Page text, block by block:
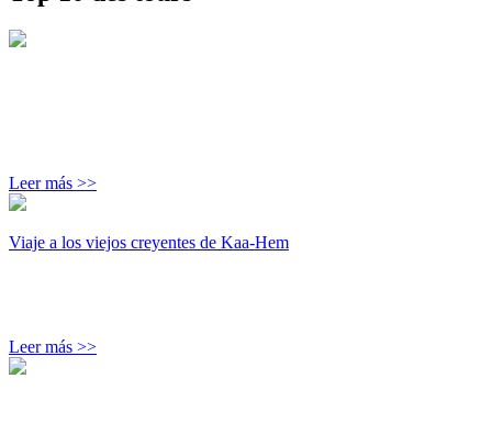
Leer más >>
Viaje a los viejos creyentes de Kaa-Hem
Leer más >>